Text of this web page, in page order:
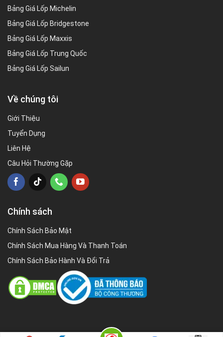
Bảng Giá Lốp Michelin
Bảng Giá Lốp Bridgestone
Bảng Giá Lốp Maxxis
Bảng Giá Lốp Trung Quốc
Bảng Giá Lốp Sailun
Về chúng tôi
Giới Thiệu
Tuyển Dụng
Liên Hệ
Câu Hỏi Thường Gặp
Chính sách
Chính Sách Bảo Mật
Chính Sách Mua Hàng Và Thanh Toán
Chính Sách Bảo Hành Và Đổi Trả